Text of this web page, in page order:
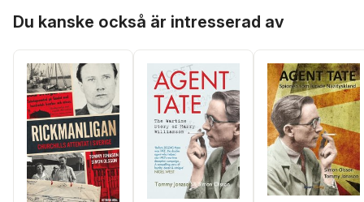
Du kanske också är intresserad av